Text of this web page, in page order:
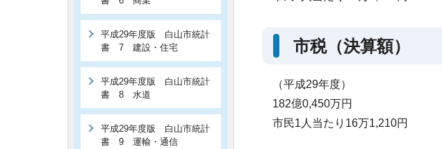
市税（決算額）
（平成29年度）
182億0,450万円
市民1人当たり16万1,210円
平成29年度版 白山市統計
書 7 建設・住宅
平成29年度版 白山市統計
書 8 水道
平成29年度版 白山市統計
書 9 運輸・通信